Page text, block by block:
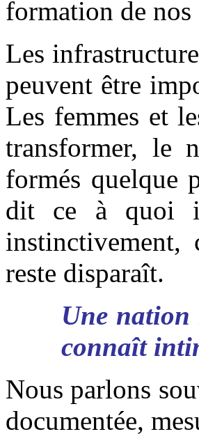
formation de
Les
peuvent être
Les femmes et
transformer, le
formés quelque
dit ce à quoi
reste disparaît.
Une nation
connaît
Nous parlons
documentée,